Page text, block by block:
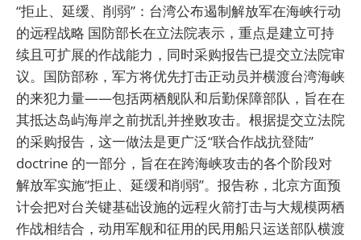
“拒止、延缓、削弱”：台湾公布遏制解放军在海峡行动
的远程战略 国防部长在立法院表示，重点是建立可持
续且可扩展的作战能力，同时采购报告已提交立法院审
议。国防部称，军方将优先打击正动员并横渡台湾海峡
的来犯力量——包括两栖舰队和后勤保障部队，旨在在
其抵达岛屿海岸之前扰乱并挫败攻击。根据提交立法院
的采购报告，这一做法是更广泛“联合作战抗登陆”
doctrine 的一部分，旨在在跨海峡攻击的各个阶段对
解放军实施“拒止、延缓和削弱”。报告称，北京方面预
计会把对台关键基础设施的远程火箭打击与大规模两栖
作战相结合，动用军舰和征用的民用船只运送部队横渡